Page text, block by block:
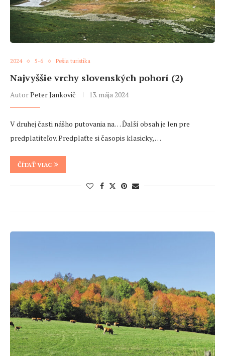
2024 5-6 Pešia turistika
Najvyššie vrchy slovenských pohorí (2)
AutorPeter Jankovič 13. mája 2024
V druhej časti nášho putovania na… Ďalší obsah je len pre
predplatiteľov. Predplaťte si časopis klasicky, …
ČÍTAŤ VIAC